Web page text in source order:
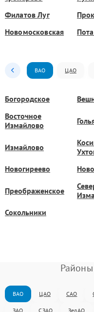
Филатов Луг
Новомосковская
ВАО ЦАО
Богородское
Восточное
Измайлово
Измайлово
Новогиреево
Преображенское
Сокольники
ВАО ЦАО САО
ЗАО СЗАО ЗелАО